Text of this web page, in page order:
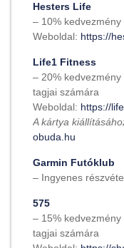
Hesters Life
– 10%
Weboldal: https://
Life1 Fitness
– 20%
tagjai számára
Weboldal: https://
A kártya
obuda.hu
Garmin Futóklub
– Ingyenes
575
– 15%
tagjai számára